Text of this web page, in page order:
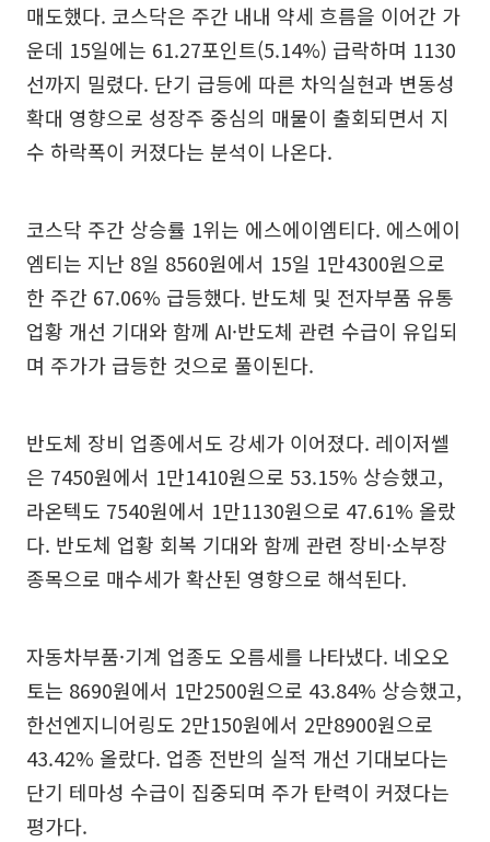
매도했다. 코스닥은 주간 내내 약세 흐름을 이어간 가
운데 15일에는 61.27포인트(5.14%) 급락하며 1130
선까지 밀렸다. 단기 급등에 따른 차익실현과 변동성
확대 영향으로 성장주 중심의 매물이 출회되면서 지
수 하락폭이 커졌다는 분석이 나온다.
코스닥 주간 상승률 1위는 에스에이엠티다. 에스에이
엠티는 지난 8일 8560원에서 15일 1만4300원으로
한 주간 67.06% 급등했다. 반도체 및 전자부품 유통
업황 개선 기대와 함께 AI·반도체 관련 수급이 유입되
며 주가가 급등한 것으로 풀이된다.
반도체 장비 업종에서도 강세가 이어졌다. 레이저쎌
은 7450원에서 1만1410원으로 53.15% 상승했고,
라온텍도 7540원에서 1만1130원으로 47.61% 올랐
다. 반도체 업황 회복 기대와 함께 관련 장비·소부장
종목으로 매수세가 확산된 영향으로 해석된다.
자동차부품·기계 업종도 오름세를 나타냈다. 네오오
토는 8690원에서 1만2500원으로 43.84% 상승했고,
한선엔지니어링도 2만150원에서 2만8900원으로
43.42% 올랐다. 업종 전반의 실적 개선 기대보다는
단기 테마성 수급이 집중되며 주가 탄력이 커졌다는
평가다.